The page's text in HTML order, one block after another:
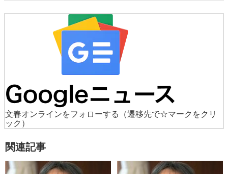
文春オンラインをフォローする
（遷移先で☆マークをクリ
ック）
関連記事